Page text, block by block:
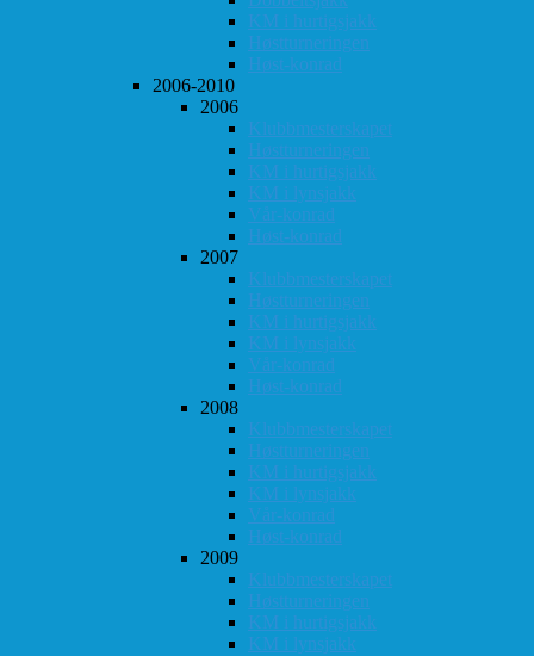
KM i hurtigsjakk
Høstturneringen
Høst-konrad
2006-2010
2006
Klubbmesterskapet
Høstturneringen
KM i hurtigsjakk
KM i lynsjakk
Vår-konrad
Høst-konrad
2007
Klubbmesterskapet
Høstturneringen
KM i hurtigsjakk
KM i lynsjakk
Vår-konrad
Høst-konrad
2008
Klubbmesterskapet
Høstturneringen
KM i hurtigsjakk
KM i lynsjakk
Vår-konrad
Høst-konrad
2009
Klubbmesterskapet
Høstturneringen
KM i hurtigsjakk
KM i lynsjakk